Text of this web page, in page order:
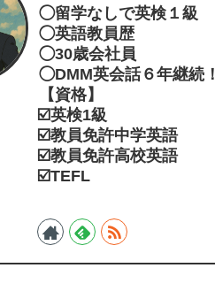
◯留学なしで英検１級
◯英語教員歴
◯30歳会社員
◯DMM英会話６年継続！
【資格】
☑️英検1級
☑️教員免許中学英語
☑️教員免許高校英語
☑️TEFL